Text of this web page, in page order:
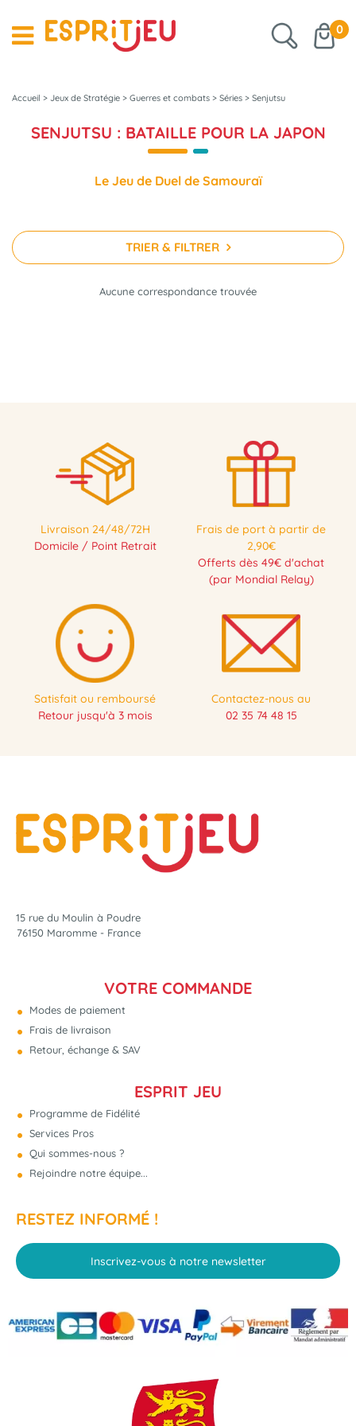
0
Accueil > Jeux de Stratégie > Guerres et combats > Séries > Senjutsu
SENJUTSU : BATAILLE POUR LA JAPON
Le Jeu de Duel de Samouraï
TRIER & FILTRER
Aucune correspondance trouvée
Livraison 24/48/72H
Domicile / Point Retrait
Frais de port à partir de
2,90€
Offerts dès 49€ d'achat
(par Mondial Relay)
Satisfait ou remboursé
Retour jusqu'à 3 mois
Contactez-nous au
02 35 74 48 15
15 rue du Moulin à Poudre
76150 Maromme - France
VOTRE COMMANDE
Modes de paiement
Frais de livraison
Retour, échange & SAV
ESPRIT JEU
Programme de Fidélité
Services Pros
Qui sommes-nous ?
Rejoindre notre équipe...
RESTEZ INFORMÉ !
Inscrivez-vous à notre newsletter